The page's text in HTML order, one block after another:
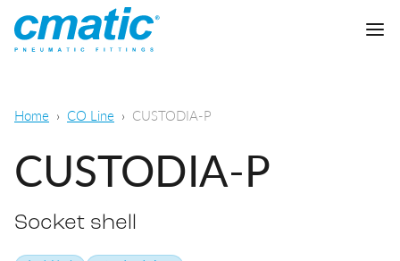
Cmatic实验室
质量
Home CO Line CUSTODIA-P
CUSTODIA-P
Socket shell